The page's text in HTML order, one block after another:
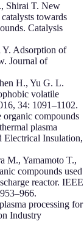
Shirai T. New
towards
Catalysis
Adsorption of
Journal of
H., Yu G. L.
volatile
34: 1091–1102.
compounds
plasma
Electrical Insulation,
M., Yamamoto T.,
compounds used
reactor. IEEE
processing for
Industry